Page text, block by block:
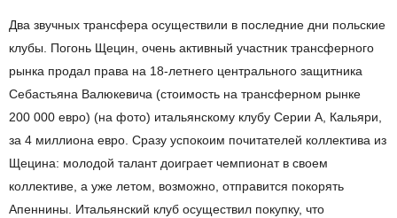
Два звучных трансфера осуществили в последние дни польские
клубы. Погонь Щецин, очень активный участник трансферного
рынка продал права на 18-летнего центрального защитника
Себастьяна Валюкевича (стоимость на трансферном рынке
200 000 евро) (на фото) итальянскому клубу Серии А, Кальяри,
за 4 миллиона евро. Сразу успокоим почитателей коллектива из
Щецина: молодой талант доиграет чемпионат в своем
коллективе, а уже летом, возможно, отправится покорять
Апеннины. Итальянский клуб осуществил покупку, что